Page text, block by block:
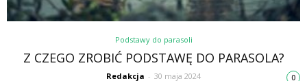
Podstawy do parasoli
Z CZEGO ZROBIĆ PODSTAWĘ DO PARASOLA?
Redakcja - 30 maja 2024 0